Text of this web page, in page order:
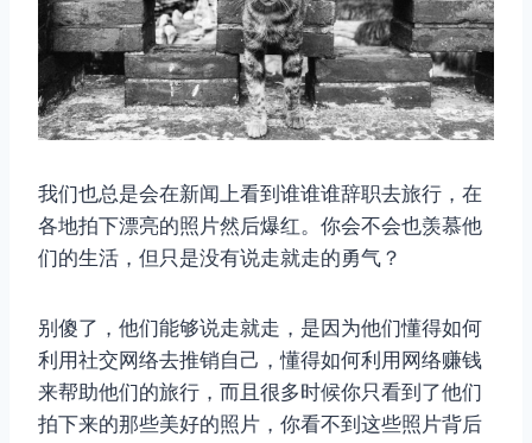
我们也总是会在新闻上看到谁谁谁辞职去旅行，在
各地拍下漂亮的照片然后爆红。你会不会也羡慕他
们的生活，但只是没有说走就走的勇气？
别傻了，他们能够说走就走，是因为他们懂得如何
利用社交网络去推销自己，懂得如何利用网络赚钱
来帮助他们的旅行，而且很多时候你只看到了他们
拍下来的那些美好的照片，你看不到这些照片背后